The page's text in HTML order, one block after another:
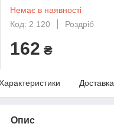
Немає в наявності
Код: 2 120
Роздріб
162 ₴
Доставка
Опис